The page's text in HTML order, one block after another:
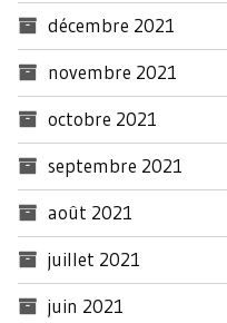
décembre 2021
novembre 2021
octobre 2021
septembre 2021
août 2021
juillet 2021
juin 2021